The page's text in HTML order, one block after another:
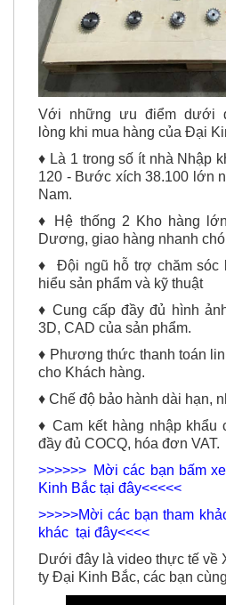
Với những ưu điểm dưới
lòng khi mua hàng của Đại
♦ Là 1 trong số ít nhà Nhập
120 - Bước xích 38.100 lớn
Nam.
♦ Hệ thống 2 Kho hàng
Dương, giao hàng nhanh
♦ Đội ngũ hỗ trợ chăm sóc
hiểu sản phẩm và kỹ thuật
♦ Cung cấp đầy đủ hình
3D, CAD của sản phẩm.
♦ Phương thức thanh toán
cho Khách hàng.
♦ Chế độ bảo hành dài hạn,
♦ Cam kết hàng nhập khẩu
đầy đủ COCQ, hóa đơn VAT.
>>>>>> Mời các bạn bấm
Kinh Bắc tại đây<<<<<
>>>>>Mời các bạn tham
khác tại đây<<<<
Dưới đây là video thực tế về
ty Đại Kinh Bắc, các bạn